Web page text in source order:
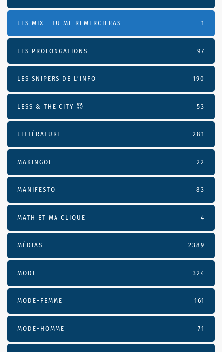
LES MIX - TU ME REMERCIERAS 1
LES PROLONGATIONS 97
LES SNIPERS DE L’INFO 190
LESS & THE CITY 😈 53
LITTÉRATURE 281
MAKINGOF 22
MANIFESTO 83
MATH ET MA CLIQUE 4
MÉDIAS 2389
MODE 324
MODE-FEMME 161
MODE-HOMME 71